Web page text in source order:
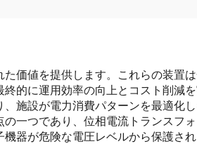
価値を提供します。これらの装置
的に運用効率の向上とコスト削減を
施設が電力消費パターンを最適化
一つであり、位相電流トランスフ
器が危険な電圧レベルから保護さ